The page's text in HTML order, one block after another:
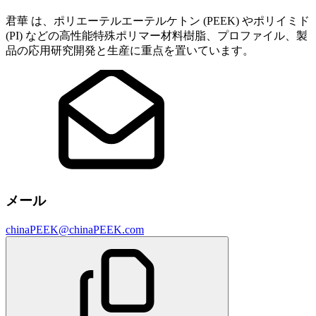
君華 は、ポリエーテルエーテルケトン (PEEK) やポリイミド
(PI) などの高性能特殊ポリマー材料樹脂、プロファイル、製
品の応用研究開発と生産に重点を置いています。
メール
chinaPEEK@chinaPEEK.com